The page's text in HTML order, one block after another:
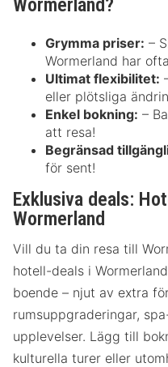
Wormerland?
Grymma priser: –
Wormerland har
Ultimat flexibilitet:
eller plötsliga
Enkel bokning: –
att resa!
Begränsad
för sent!
Exklusiva deals:
Wormerland
Vill du ta din resa till
hotell-deals i
boende – njut av extra
rumsuppgraderingar,
upplevelser. Lägg till
kulturella turer eller